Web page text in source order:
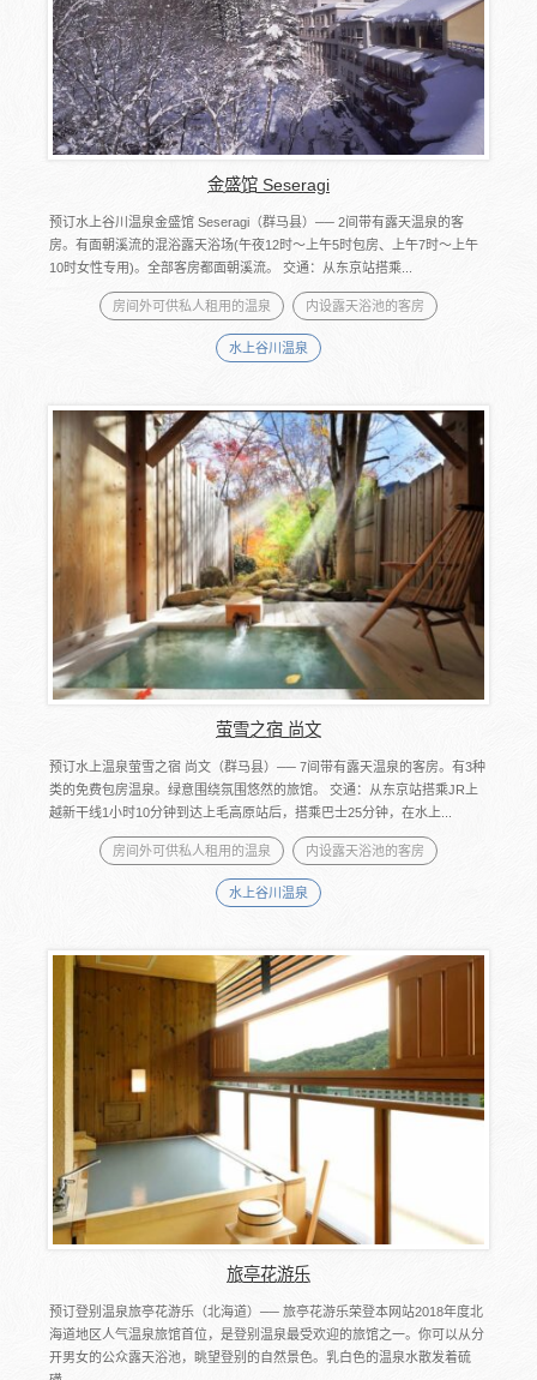
金盛馆 Seseragi
预订水上谷川温泉金盛馆 Seseragi（群马县）── 2间带有露天温泉的客
房。有面朝溪流的混浴露天浴场(午夜12时～上午5时包房、上午7时～上午
10时女性专用)。全部客房都面朝溪流。 交通：从东京站搭乘...
房间外可供私人租用的温泉 内设露天浴池的客房
水上谷川温泉
萤雪之宿 尚文
预订水上温泉萤雪之宿 尚文（群马县）── 7间带有露天温泉的客房。有3种
类的免费包房温泉。绿意围绕氛围悠然的旅馆。 交通：从东京站搭乘JR上
越新干线1小时10分钟到达上毛高原站后，搭乘巴士25分钟，在水上...
房间外可供私人租用的温泉 内设露天浴池的客房
水上谷川温泉
旅亭花游乐
预订登别温泉旅亭花游乐（北海道）── 旅亭花游乐荣登本网站2018年度北
海道地区人气温泉旅馆首位，是登别温泉最受欢迎的旅馆之一。你可以从分
开男女的公众露天浴池，眺望登别的自然景色。乳白色的温泉水散发着硫